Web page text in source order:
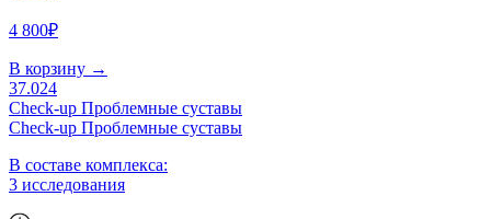
4 800₽
В корзину →
37.024
Check-up Проблемные суставы
Check-up Проблемные суставы
В составе комплекса:
3 исследования